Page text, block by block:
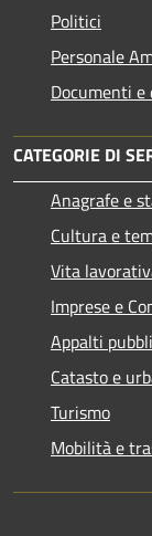
Politici
Personale
Documenti e
CATEGORIE DI
Anagrafe e
Cultura e
Vita
Imprese e
Appalti
Catasto e
Turismo
Mobilità e